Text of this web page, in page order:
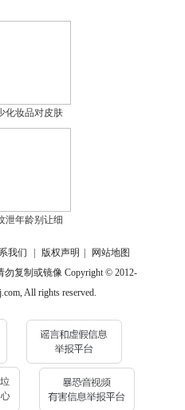
化妆品对皮肤
泄年龄别让细
我们 版权声明
网站地图
复制或镜像 Copyright © 2012-
All rights reserved.